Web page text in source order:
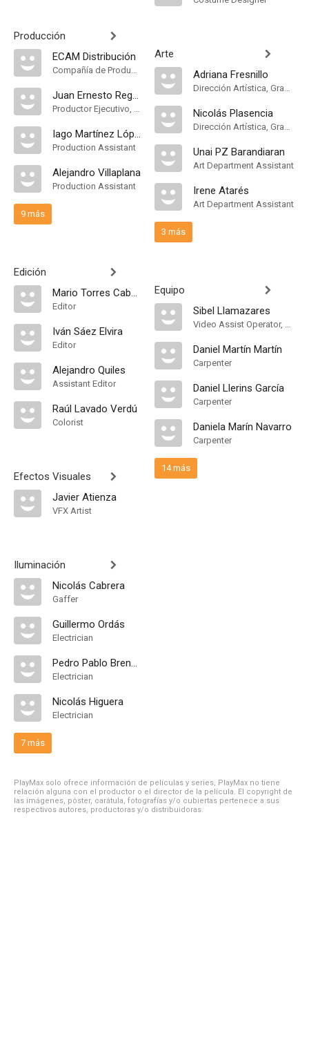
Producción
ECAM Distribución
Compañía de Produccion
Juan Ernesto Regalado
Productor Ejecutivo, Head of Production
Iago Martínez López
Production Assistant
Alejandro Villaplana
Production Assistant
9 más
Edición
Mario Torres Cabañas
Editor
Iván Sáez Elvira
Editor
Alejandro Quiles
Assistant Editor
Raúl Lavado Verdú
Colorist
Efectos Visuales
Javier Atienza
VFX Artist
Iluminación
Nicolás Cabrera
Gaffer
Guillermo Ordás
Electrician
Pedro Pablo Brenes
Electrician
Nicolás Higuera
Electrician
7 más
Arte
Adriana Fresnillo
Dirección Artística, Graphic Designer
Nicolás Plasencia
Dirección Artística, Graphic Designer
Unai PZ Barandiaran
Art Department Assistant
Irene Atarés
Art Department Assistant
3 más
Equipo
Sibel Llamazares
Video Assist Operator, Carpenter
Daniel Martín Martín
Carpenter
Daniel Llerins García
Carpenter
Daniela Marín Navarro
Carpenter
14 más
PlayMax solo ofrece información de películas y series, PlayMax no tiene
relación alguna con el productor o el director de la película. El copyright de
las imágenes, póster, carátula, fotografías y/o cubiertas pertenece a sus
respectivos autores, productoras y/o distribuidoras.